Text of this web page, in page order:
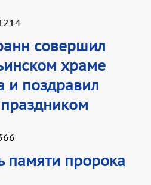
совершил
храме
и поздравил
памяти пророка